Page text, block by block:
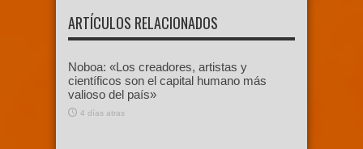
ARTÍCULOS RELACIONADOS
Noboa: «Los creadores, artistas y
científicos son el capital humano más
valioso del país»
4 días atras